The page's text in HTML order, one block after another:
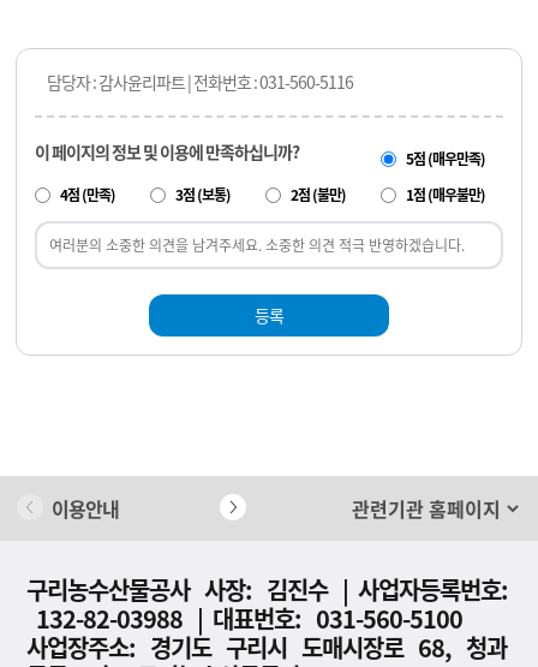
담당자 : 감사윤리파트 | 전화번호 : 031-560-5116
이 페이지의 정보 및 이용에 만족하십니까?
5점 (매우만족)
4점 (만족)
3점 (보통) 2점 (불만) 1점 (매우불만)
등록
이용안내 개인정보 처리방침
구리농수산물공사 사장: 김진수 | 사업자등록번호:
132-82-03988 | 대표번호: 031-560-5100
사업장주소: 경기도 구리시 도매시장로 68, 청과